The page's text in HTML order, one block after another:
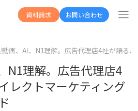
資料請求 お問い合わせ
動画、AI、N1理解。広告代理店4社が語る
N1理解。広告代理店4
レクトマーケティング